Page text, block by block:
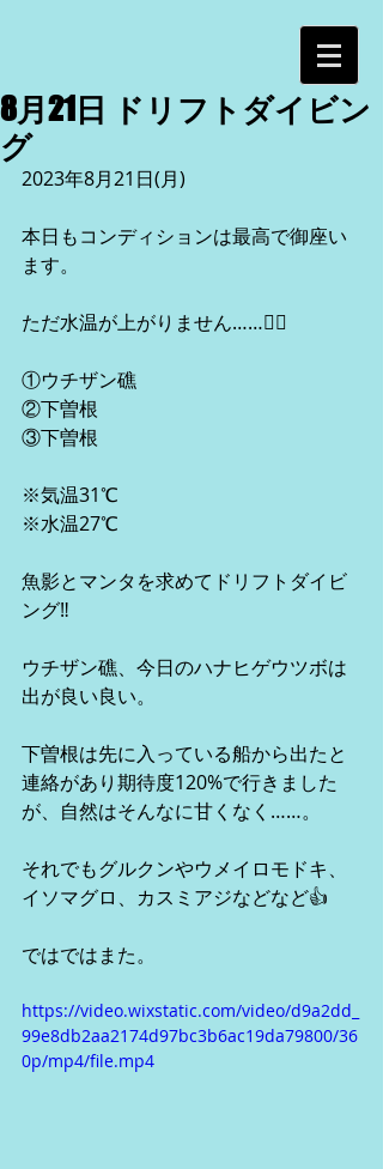
8月21日 ドリフトダイビン
グ
2023年8月21日(月)
本日もコンディションは最高で御座い
ます。
ただ水温が上がりません……😮‍💨
①ウチザン礁
②下曽根
③下曽根
※気温31℃
※水温27℃
魚影とマンタを求めてドリフトダイビ
ング‼️
ウチザン礁、今日のハナヒゲウツボは
出が良い良い。
下曽根は先に入っている船から出たと
連絡があり期待度120%で行きました
が、自然はそんなに甘くなく……。
それでもグルクンやウメイロモドキ、
イソマグロ、カスミアジなどなど👍
ではではまた。
https://video.wixstatic.com/video/d9a2dd_
99e8db2aa2174d97bc3b6ac19da79800/36
0p/mp4/file.mp4